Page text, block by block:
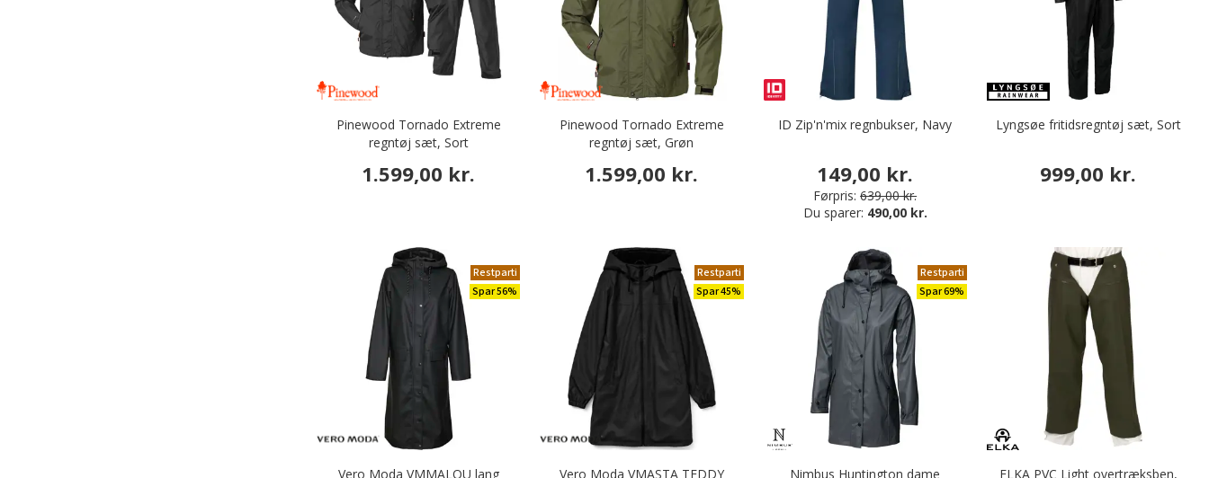
Pinewood Tornado Extreme
regntøj sæt, Sort
1.599,00 kr.
Pinewood Tornado Extreme
regntøj sæt, Grøn
1.599,00 kr.
ID Zip'n'mix regnbukser, Navy
149,00 kr.
Førpris: 639,00 kr.
Du sparer: 490,00 kr.
Lyngsøe fritidsregntøj sæt, Sort
999,00 kr.
Restparti
Spar 56%
Vero Moda VMMALOU lang
Restparti
Spar 45%
Vero Moda VMASTA TEDDY
Restparti
Spar 69%
Nimbus Huntington dame ELKA PVC Light overtræksben,